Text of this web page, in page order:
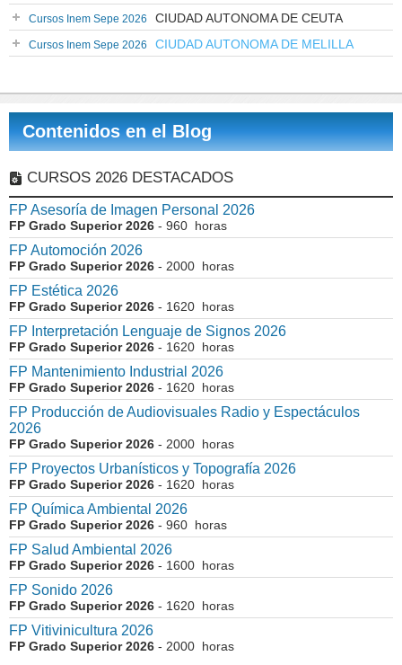
Cursos Inem Sepe 2026 CIUDAD AUTONOMA DE CEUTA
Cursos Inem Sepe 2026 CIUDAD AUTONOMA DE MELILLA
Contenidos en el Blog
CURSOS 2026 DESTACADOS
FP Asesoría de Imagen Personal 2026
FP Grado Superior 2026 - 960 horas
FP Automoción 2026
FP Grado Superior 2026 - 2000 horas
FP Estética 2026
FP Grado Superior 2026 - 1620 horas
FP Interpretación Lenguaje de Signos 2026
FP Grado Superior 2026 - 1620 horas
FP Mantenimiento Industrial 2026
FP Grado Superior 2026 - 1620 horas
FP Producción de Audiovisuales Radio y Espectáculos
2026
FP Grado Superior 2026 - 2000 horas
FP Proyectos Urbanísticos y Topografía 2026
FP Grado Superior 2026 - 1620 horas
FP Química Ambiental 2026
FP Grado Superior 2026 - 960 horas
FP Salud Ambiental 2026
FP Grado Superior 2026 - 1600 horas
FP Sonido 2026
FP Grado Superior 2026 - 1620 horas
FP Vitivinicultura 2026
FP Grado Superior 2026 - 2000 horas